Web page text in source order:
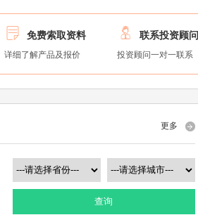
 免费索取资料
详细了解产品及报价
 联系投资顾问
投资顾问一对一联系
更多
查询